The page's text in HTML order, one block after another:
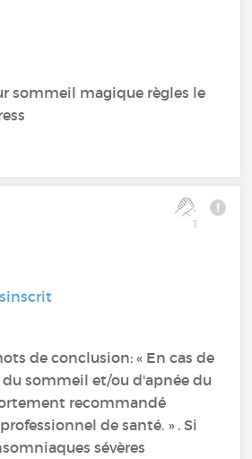
sommeil magique règles le
1
de conclusion: « En cas de
du sommeil et/ou d'apnée du
recommandé
de santé. » . Si
sévères